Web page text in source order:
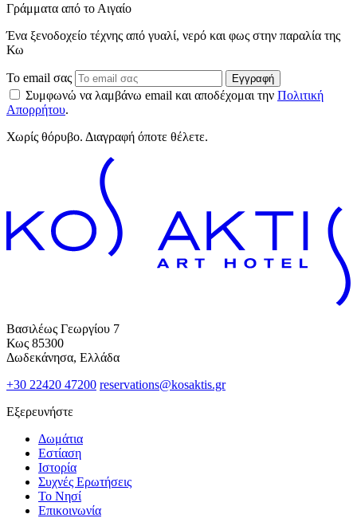
Γράμματα από το Αιγαίο
Ένα ξενοδοχείο τέχνης από γυαλί, νερό και φως στην παραλία της
Κω
Το email σας Εγγραφή
Συμφωνώ να λαμβάνω email και αποδέχομαι την Πολιτική
Απορρήτου.
Χωρίς θόρυβο. Διαγραφή όποτε θέλετε.
Βασιλέως Γεωργίου 7
Κως 85300
Δωδεκάνησα, Ελλάδα
+30 22420 47200 reservations@kosaktis.gr
Εξερευνήστε
Δωμάτια
Εστίαση
Ιστορία
Συχνές Ερωτήσεις
Το Νησί
Επικοινωνία